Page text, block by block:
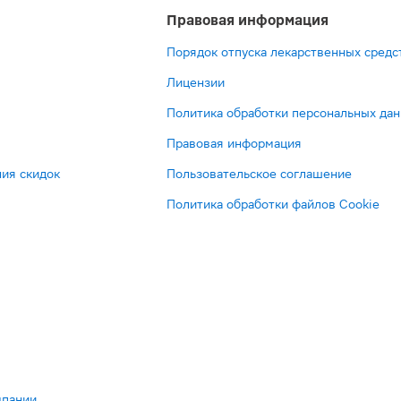
скидок
Правовая информация
Порядок отпуска лекарственных
Лицензии
Политика обработки персональных
Правовая информация
Пользовательское соглашение
Политика обработки файлов Cookie